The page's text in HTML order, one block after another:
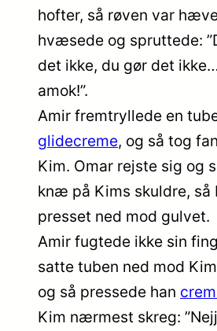
hofter, så røven var
hvæsede og spruttede:
det ikke, du gør det
amok!”.
Amir fremtryllede en
glidecreme, og så tog
Kim. Omar rejste sig og
knæ på Kims skuldre, så
presset ned mod gulvet.
Amir fugtede ikke sin
satte tuben ned mod
og så pressede han
Kim nærmest skreg: